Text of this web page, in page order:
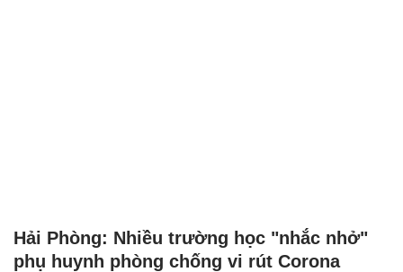
Hải Phòng: Nhiều trường học "nhắc nhở"
phụ huynh phòng chống vi rút Corona